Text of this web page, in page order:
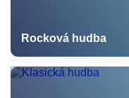
Rocková hudba